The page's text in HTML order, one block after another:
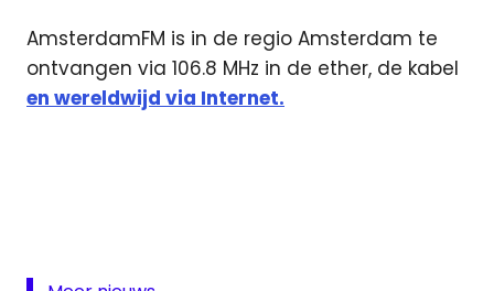
AmsterdamFM is in de regio Amsterdam te
ontvangen via 106.8 MHz in de ether, de kabel
en wereldwijd via Internet.